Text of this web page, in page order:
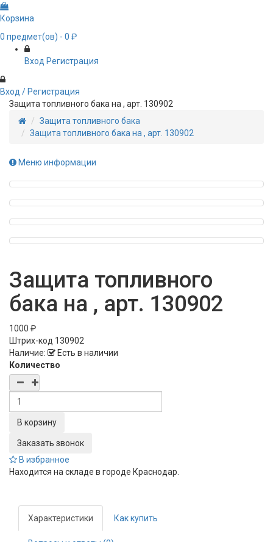
Корзина
0 предмет(ов) - 0 ₽
Вход Регистрация
Вход / Регистрация
Защита топливного бака на , арт. 130902
Защита топливного бака
Защита топливного бака на , арт. 130902
Меню информации
Защита топливного
бака на , арт. 130902
1000 ₽
Штрих-код 130902
Наличие:
Есть в наличии
Количество
Заказать звонок
В избранное
Находится на складе в городе Краснодар.
Характеристики Как купить